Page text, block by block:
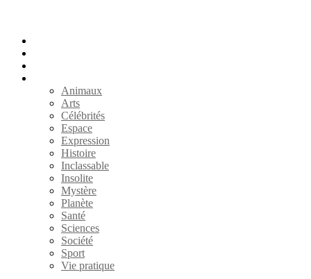
Animaux
Arts
Célébrités
Espace
Expression
Histoire
Inclassable
Insolite
Mystère
Planète
Santé
Sciences
Société
Sport
Vie pratique